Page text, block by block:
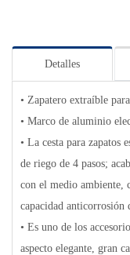
Detalles
• Zapatero extraíble
• Marco de aluminio
• La cesta para zapatos
de riego de 4 pasos;
con el medio ambiente,
capacidad anticorrosión
• Es uno de los
aspecto elegante, gran